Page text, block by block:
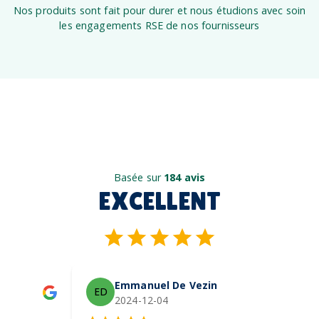
Nos produits sont fait pour durer et nous étudions avec soin
les engagements RSE de nos fournisseurs
Basée sur 184 avis
EXCELLENT
ED Emmanuel De Vezin
2024-12-04